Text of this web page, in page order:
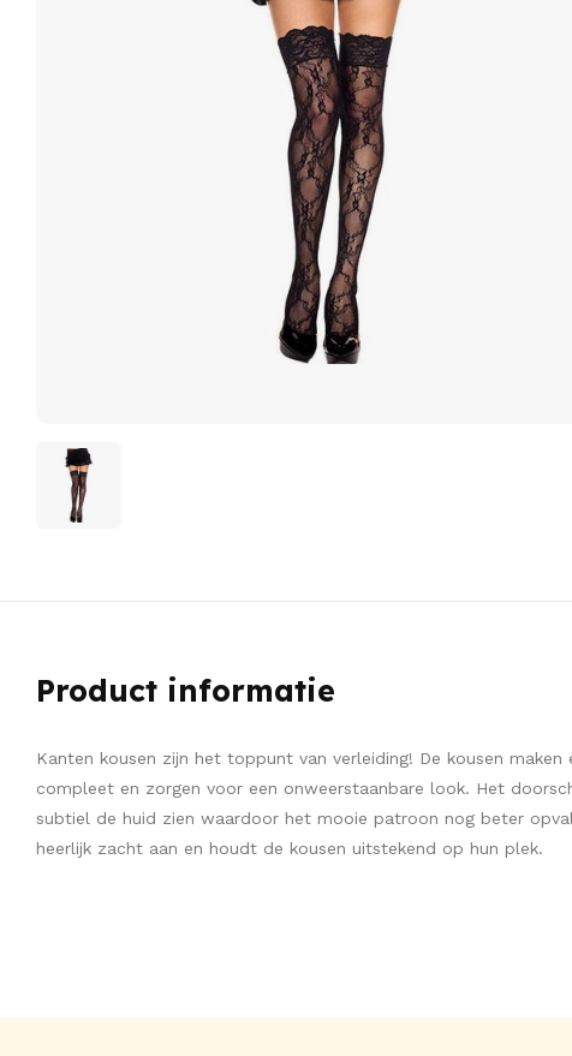
Product informatie
Kanten kousen zijn het toppunt van verleiding! De kousen maken
compleet en zorgen voor een onweerstaanbare look. Het
subtiel de huid zien waardoor het mooie patroon nog beter
heerlijk zacht aan en houdt de kousen uitstekend op hun plek.